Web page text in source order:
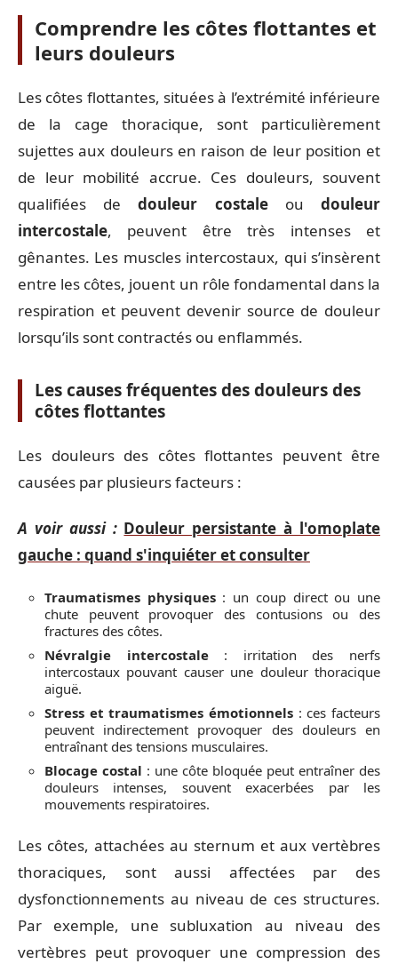
Comprendre les côtes flottantes et
leurs douleurs
Les côtes flottantes, situées à l’extrémité inférieure
de la cage thoracique, sont particulièrement
sujettes aux douleurs en raison de leur position et
de leur mobilité accrue. Ces douleurs, souvent
qualifiées dedouleur costaleoudouleur
intercostale, peuvent être très intenses et
gênantes. Les muscles intercostaux, qui s’insèrent
entre les côtes, jouent un rôle fondamental dans la
respiration et peuvent devenir source de douleur
lorsqu’ils sont contractés ou enflammés.
Les causes fréquentes des douleurs des
côtes flottantes
Les douleurs des côtes flottantes peuvent être
causées par plusieurs facteurs :
A voir aussi : Douleur persistante à l'omoplate
gauche : quand s'inquiéter et consulter
Traumatismes physiques: un coup direct ou une
chute peuvent provoquer des contusions ou des
fractures des côtes.
Névralgie intercostale: irritation des nerfs
intercostaux pouvant causer une douleur thoracique
aiguë.
Stress et traumatismes émotionnels : ces facteurs
peuvent indirectement provoquer des douleurs en
entraînant des tensions musculaires.
Blocage costal : une côte bloquée peut entraîner des
douleurs intenses, souvent exacerbées par les
mouvements respiratoires.
Les côtes, attachées au sternum et aux vertèbres
thoraciques, sont aussi affectées par des
dysfonctionnements au niveau de ces structures.
Par exemple, une subluxation au niveau des
vertèbres peut provoquer une compression des